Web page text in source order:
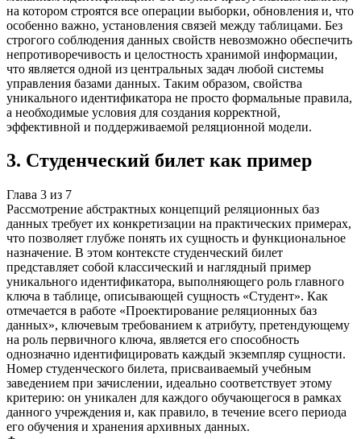
на котором строятся все операции выборки, обновления и, что
особенно важно, установления связей между таблицами. Без
строгого соблюдения данных свойств невозможно обеспечить
непротиворечивость и целостность хранимой информации,
что является одной из центральных задач любой системы
управления базами данных. Таким образом, свойства
уникального идентификатора не просто формальные правила,
а необходимые условия для создания корректной,
эффективной и поддерживаемой реляционной модели.
3. Студенческий билет как пример
Глава 3 из 7
Рассмотрение абстрактных концепций реляционных баз
данных требует их конкретизации на практических примерах,
что позволяет глубже понять их сущность и функциональное
назначение. В этом контексте студенческий билет
представляет собой классический и наглядный пример
уникального идентификатора, выполняющего роль главного
ключа в таблице, описывающей сущность «Студент». Как
отмечается в работе «Проектирование реляционных баз
данных», ключевым требованием к атрибуту, претендующему
на роль первичного ключа, является его способность
однозначно идентифицировать каждый экземпляр сущности.
Номер студенческого билета, присваиваемый учебным
заведением при зачислении, идеально соответствует этому
критерию: он уникален для каждого обучающегося в рамках
данного учреждения и, как правило, в течение всего периода
его обучения и хранения архивных данных.